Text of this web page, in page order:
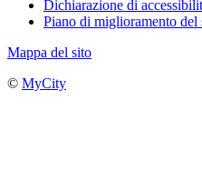
Dichiarazione di
Piano di miglioramento del
Mappa del sito
© MyCity